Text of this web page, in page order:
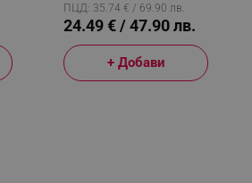
ПЦД: 35.74 € / 69.90 лв.
24.49 € / 47.90 лв.
+ Добави